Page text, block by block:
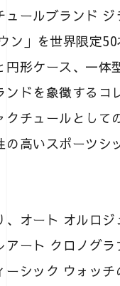
ールブランド
ン」を世界限定
円形ケース、一体
ドを象徴する
チュールとして
高いスポーツシ
オート オルロ
ート クロノグ
シック ウォッ